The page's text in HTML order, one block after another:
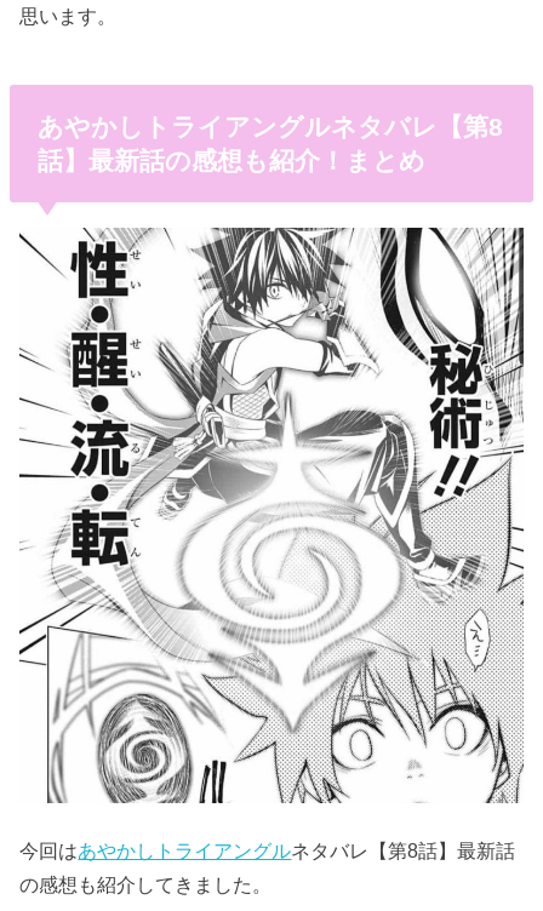
思います。
あやかしトライアングルネタバレ【第8
話】最新話の感想も紹介！まとめ
今回はあやかしトライアングルネタバレ【第8話】最新話
の感想も紹介してきました。